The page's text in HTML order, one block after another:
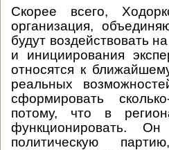
Скорее всего,
организация,
будут воздействовать
и инициирования
относятся к
реальных
сформировать
потому, что в
функционировать.
политическую